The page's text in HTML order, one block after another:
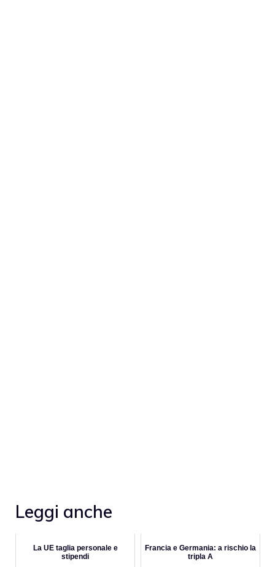
Leggi anche
La UE taglia personale e
stipendi
Francia e Germania: a rischio la
tripla A